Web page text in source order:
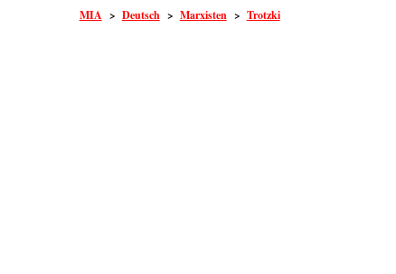
MIA > Deutsch> Marxisten> Trotzki